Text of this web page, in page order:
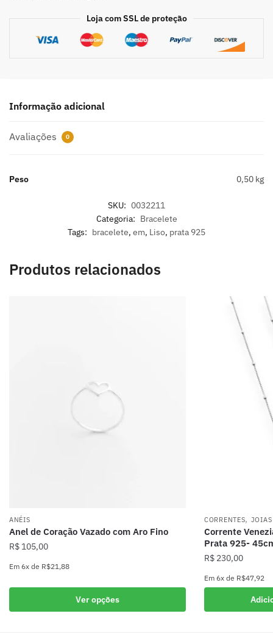
Loja com SSL de proteção
Informação adicional
Avaliações 0
Peso 0,50 kg
SKU: 0032211
Categoria: Bracelete
Tags: bracelete, em, Liso, prata 925
Produtos relacionados
ANÉIS
Anel de Coração Vazado com Aro Fino
R$ 105,00
Em 6x de R$21,88
Ver opções
tem
CORRENTES, JOIAS
Corrente
Prata 925-
R$ 230,00
Em 6x de R$47,92